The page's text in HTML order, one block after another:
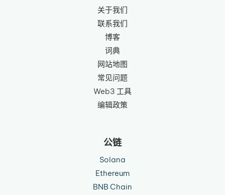
关于我们
联系我们
博客
词典
网站地图
常见问题
Web3 工具
编辑政策
公链
Solana
Ethereum
BNB Chain